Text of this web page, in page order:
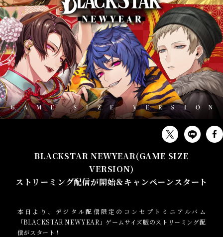
BLACKSTAR NEWYEAR(GAME SIZE
VERSION)
ストリーミング配信が開始＆キャンペーンスタート
本日より、デジタル配信限定のコンセプトミニアルバム
「BLACKSTAR NEWYEAR」ゲームサイズ版のストリーミング配
信がスタート！